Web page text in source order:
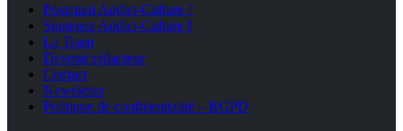
Pourquoi Addict-Culture ?
Soutenez Addict-Culture !
La Team
Devenir rédacteur
Contact
Newsletter
Politique de confidentialité – RGPD